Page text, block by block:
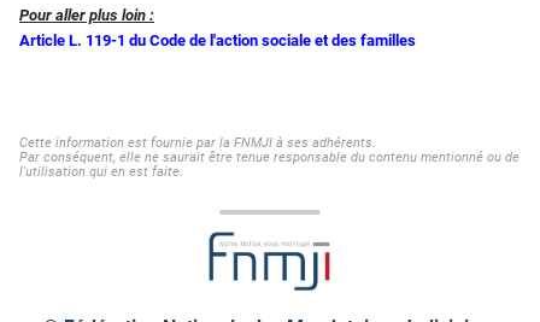
Pour aller plus loin :
Article L. 119-1 du Code de l'action sociale et des familles
Cette information est fournie par la FNMJI à ses adhérents.
Par conséquent, elle ne saurait être tenue responsable du contenu mentionné ou de
l'utilisation qui en est faite.